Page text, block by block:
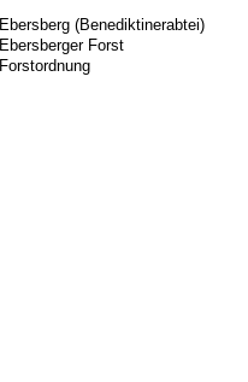
Ebersberg (Benediktinerabtei)
Ebersberger Forst
Forstordnung